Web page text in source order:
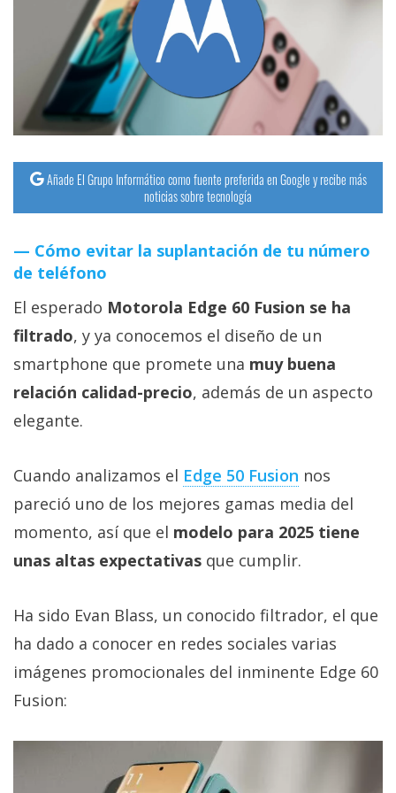
Operadores
Trucos
y
Tutoriales
Ciberseguridad
Sistemas
operativos
Profesional
+
Más
temas
Sorteos
Foros
/
nosotros
/
Publicidad
Cambiar
Añade El Grupo Informático como fuente preferida en Google y recibe más
noticias sobre tecnología
Cómo evitar la suplantación de tu número
de teléfono
El esperado Motorola Edge 60 Fusion se ha
filtrado, y ya conocemos el diseño de un
smartphone que promete una muy buena
relación calidad-precio, además de un aspecto
elegante.
Cuando analizamos el Edge 50 Fusion nos
pareció uno de los mejores gamas media del
momento, así que el modelo para 2025 tiene
unas altas expectativas que cumplir.
Ha sido Evan Blass, un conocido filtrador, el que
ha dado a conocer en redes sociales varias
imágenes promocionales del inminente Edge 60
Fusion: